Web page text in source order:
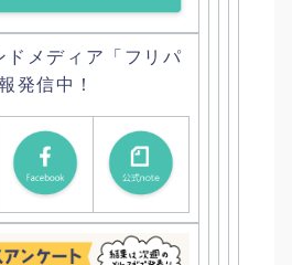
ドメディア「フリパ
発信中！